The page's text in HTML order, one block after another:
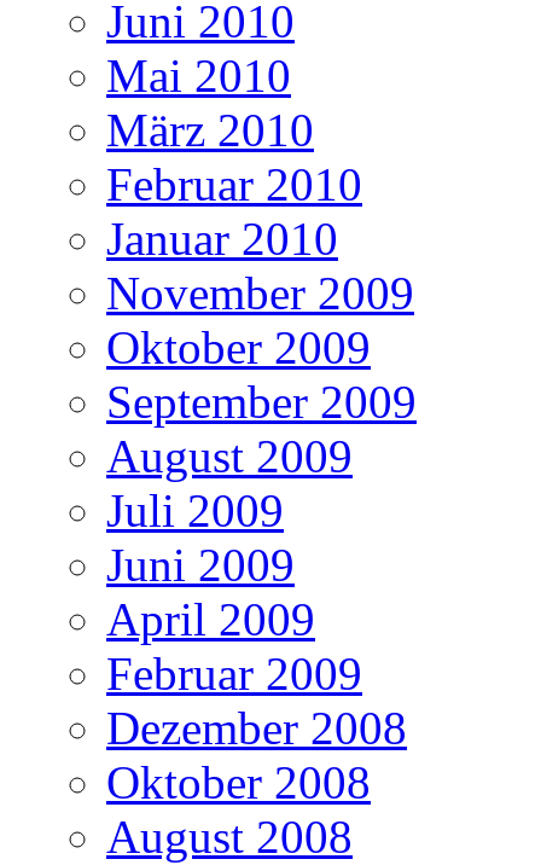
Juni 2010
Mai 2010
März 2010
Februar 2010
Januar 2010
November 2009
Oktober 2009
September 2009
August 2009
Juli 2009
Juni 2009
April 2009
Februar 2009
Dezember 2008
Oktober 2008
August 2008